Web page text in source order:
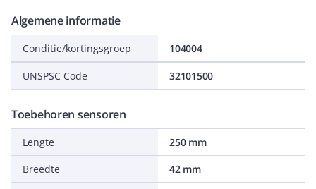
Algemene informatie
Conditie/kortingsgroep 104004
UNSPSC Code 32101500
Toebehoren sensoren
Lengte
250 mm
Breedte
42 mm